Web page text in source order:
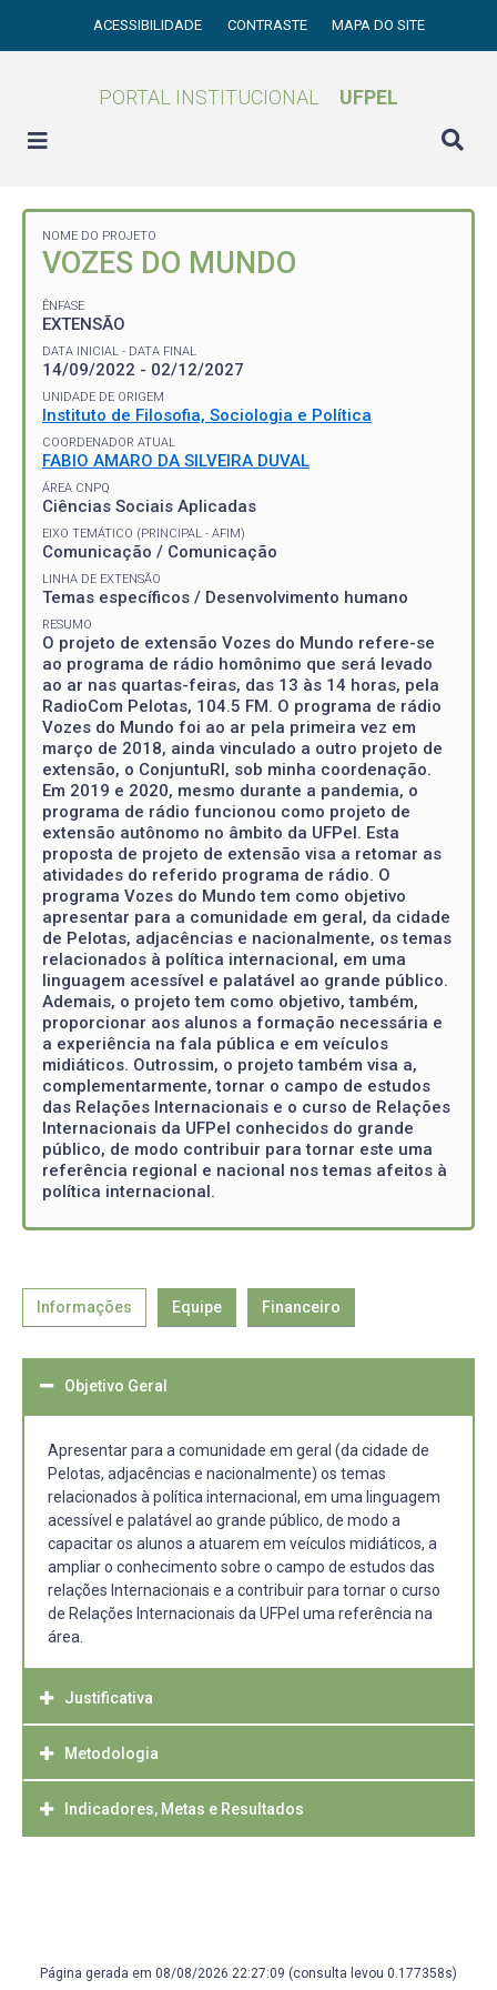
ACESSIBILIDADE CONTRASTE MAPA DO SITE
PORTAL INSTITUCIONAL UFPEL
NOME DO PROJETO
VOZES DO MUNDO
ÊNFASE
EXTENSÃO
DATA INICIAL - DATA FINAL
14/09/2022 - 02/12/2027
UNIDADE DE ORIGEM
Instituto de Filosofia, Sociologia e Política
COORDENADOR ATUAL
FABIO AMARO DA SILVEIRA DUVAL
ÁREA CNPQ
Ciências Sociais Aplicadas
EIXO TEMÁTICO (PRINCIPAL - AFIM)
Comunicação / Comunicação
LINHA DE EXTENSÃO
Temas específicos / Desenvolvimento humano
RESUMO
O projeto de extensão Vozes do Mundo refere-se
ao programa de rádio homônimo que será levado
ao ar nas quartas-feiras, das 13 às 14 horas, pela
RadioCom Pelotas, 104.5 FM. O programa de rádio
Vozes do Mundo foi ao ar pela primeira vez em
março de 2018, ainda vinculado a outro projeto de
extensão, o ConjuntuRI, sob minha coordenação.
Em 2019 e 2020, mesmo durante a pandemia, o
programa de rádio funcionou como projeto de
extensão autônomo no âmbito da UFPel. Esta
proposta de projeto de extensão visa a retomar as
atividades do referido programa de rádio. O
programa Vozes do Mundo tem como objetivo
apresentar para a comunidade em geral, da cidade
de Pelotas, adjacências e nacionalmente, os temas
relacionados à política internacional, em uma
linguagem acessível e palatável ao grande público.
Ademais, o projeto tem como objetivo, também,
proporcionar aos alunos a formação necessária e
a experiência na fala pública e em veículos
midiáticos. Outrossim, o projeto também visa a,
complementarmente, tornar o campo de estudos
das Relações Internacionais e o curso de Relações
Internacionais da UFPel conhecidos do grande
público, de modo contribuir para tornar este uma
referência regional e nacional nos temas afeitos à
política internacional.
Informações Equipe Financeiro
Objetivo Geral
Apresentar para a comunidade em geral (da cidade de
Pelotas, adjacências e nacionalmente) os temas
relacionados à política internacional, em uma linguagem
acessível e palatável ao grande público, de modo a
capacitar os alunos a atuarem em veículos midiáticos, a
ampliar o conhecimento sobre o campo de estudos das
relações Internacionais e a contribuir para tornar o curso
de Relações Internacionais da UFPel uma referência na
área.
Justificativa
O projeto justifica-se pela necessidade de tornar o campo
de estudos das Relações Internacionais e o curso de
Relações Internacionais conhecidos do grande público,
Metodologia
O programa Vozes do Mundo é veiculado semanalmente,
às quartas-feiras das 13 às 14:00 horas, pela RadioCom
Os programas são realizados ao vivo nos estúdios da
Indicadores, Metas e Resultados
Página gerada em 08/08/2026 22:27:09 (consulta levou 0.177358s)